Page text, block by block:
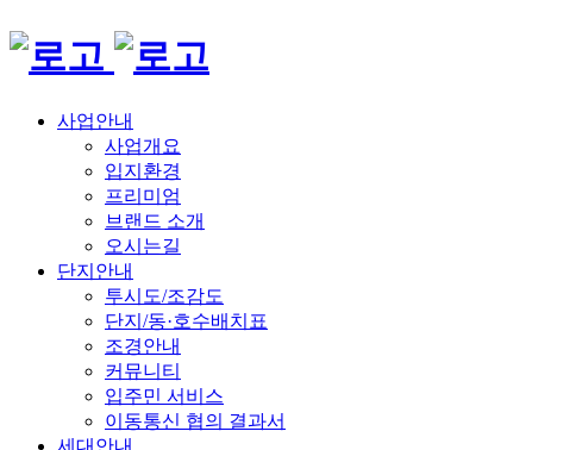
사업안내
사업개요
입지환경
프리미엄
브랜드 소개
오시는길
단지안내
투시도/조감도
단지/동·호수배치표
조경안내
커뮤니티
입주민 서비스
이동통신 협의 결과서
세대안내